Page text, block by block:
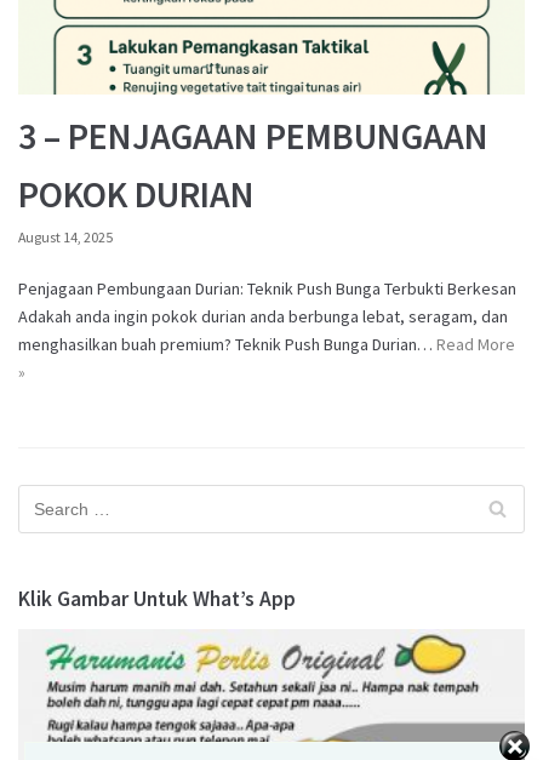
3 – PENJAGAAN PEMBUNGAAN
POKOK DURIAN
August 14, 2025
Penjagaan Pembungaan Durian: Teknik Push Bunga Terbukti Berkesan
Adakah anda ingin pokok durian anda berbunga lebat, seragam, dan
menghasilkan buah premium? Teknik Push Bunga Durian… Read More
»
Klik Gambar Untuk What’s App